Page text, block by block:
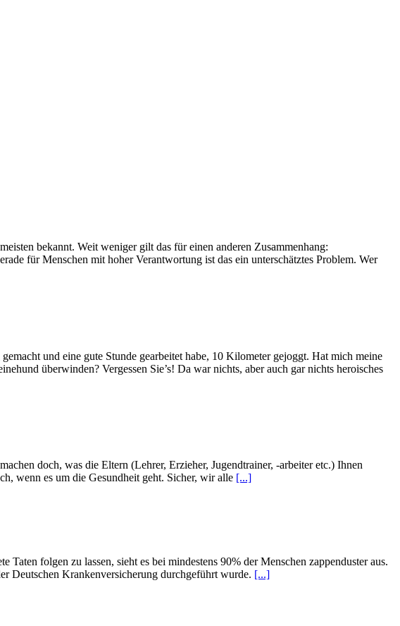
bekannt. Weit weniger gilt das für einen anderen Zusammenhang:
für Menschen mit hoher Verantwortung ist das ein unterschätztes Problem. Wer
und eine gute Stunde gearbeitet habe, 10 Kilometer gejoggt. Hat mich meine
überwinden? Vergessen Sie’s! Da war nichts, aber auch gar nichts heroisches
doch, was die Eltern (Lehrer, Erzieher, Jugendtrainer, -arbeiter etc.) Ihnen
wenn es um die Gesundheit geht. Sicher, wir alle [...]
folgen zu lassen, sieht es bei mindestens 90% der Menschen zappenduster aus.
Deutschen Krankenversicherung durchgeführt wurde. [...]